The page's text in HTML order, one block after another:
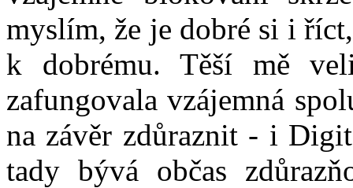
myslím, že je dobré si i
k dobrému. Těší mě
zafungovala vzájemná
na závěr zdůraznit - i
tady bývá občas